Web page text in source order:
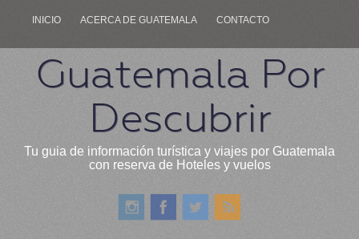
INICIO ACERCA DE GUATEMALA CONTACTO
Guatemala Por
Descubrir
Tu guia de información turística y viajes por Guatemala
con reserva de Hoteles y vuelos